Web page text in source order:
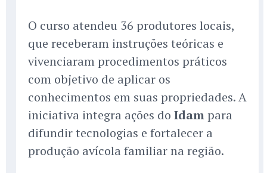
O curso atendeu 36 produtores locais,
que receberam instruções teóricas e
vivenciaram procedimentos práticos
com objetivo de aplicar os
conhecimentos em suas propriedades. A
iniciativa integra ações do Idam para
difundir tecnologias e fortalecer a
produção avícola familiar na região.